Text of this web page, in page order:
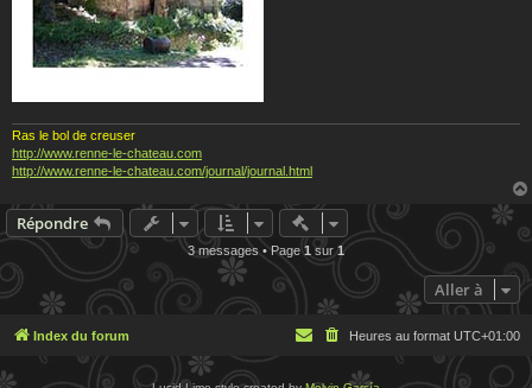
Ras le bol de creuser
http://www.renne-le-chateau.com
http://www.renne-le-chateau.com/journal/journal.html
Répondre Actions rapides de
3 messages • Page 1 sur1
Aller à
Index du forum Heures au format UTC+01:00